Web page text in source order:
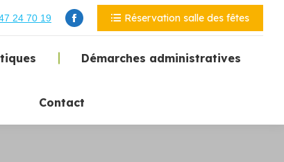
24 70 19 Réservation salle des fêtes
Démarches administratives
Contact